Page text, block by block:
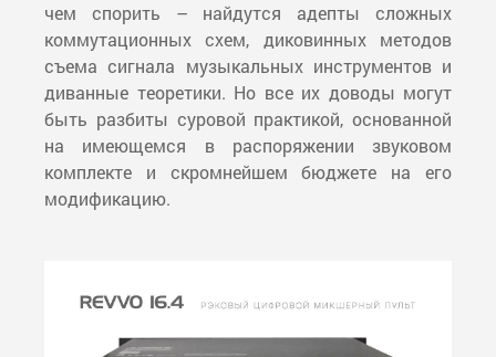
чем спорить – найдутся адепты сложных
коммутационных схем, диковинных методов
съема сигнала музыкальных инструментов и
диванные теоретики. Но все их доводы могут
быть разбиты суровой практикой, основанной
на имеющемся в распоряжении звуковом
комплекте и скромнейшем бюджете на его
модификацию.